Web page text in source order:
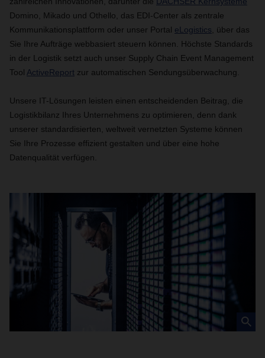
Domino, Mikado und Othello, das EDI-Center als zentrale
Kommunikationsplattform oder unser Portal eLogistics , über das
Sie Ihre Aufträge webbasiert steuern können. Höchste Standards
in der Logistik setzt auch unser Supply Chain Event Management
Tool ActiveReport zur automatischen Sendungsüberwachung.
Unsere IT-Lösungen leisten einen entscheidenden Beitrag, die
Logistikbilanz Ihres Unternehmens zu optimieren, denn dank
unserer standardisierten, weltweit vernetzten Systeme können
Sie Ihre Prozesse effizient gestalten und über eine hohe
Datenqualität verfügen.